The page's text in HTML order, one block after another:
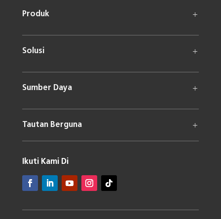
Produk
Solusi
Sumber Daya
Tautan Berguna
Ikuti Kami Di